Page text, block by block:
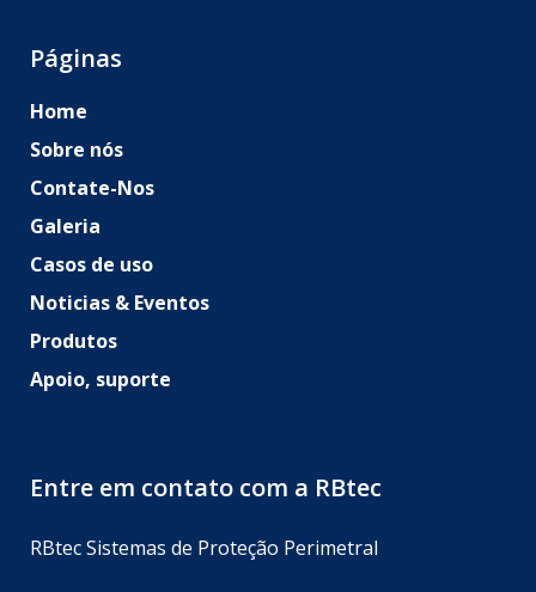
Páginas
Home
Sobre nós
Contate-Nos
Galeria
Casos de uso
Noticias & Eventos
Produtos
Apoio, suporte
Entre em contato com a RBtec
RBtec Sistemas de Proteção Perimetral